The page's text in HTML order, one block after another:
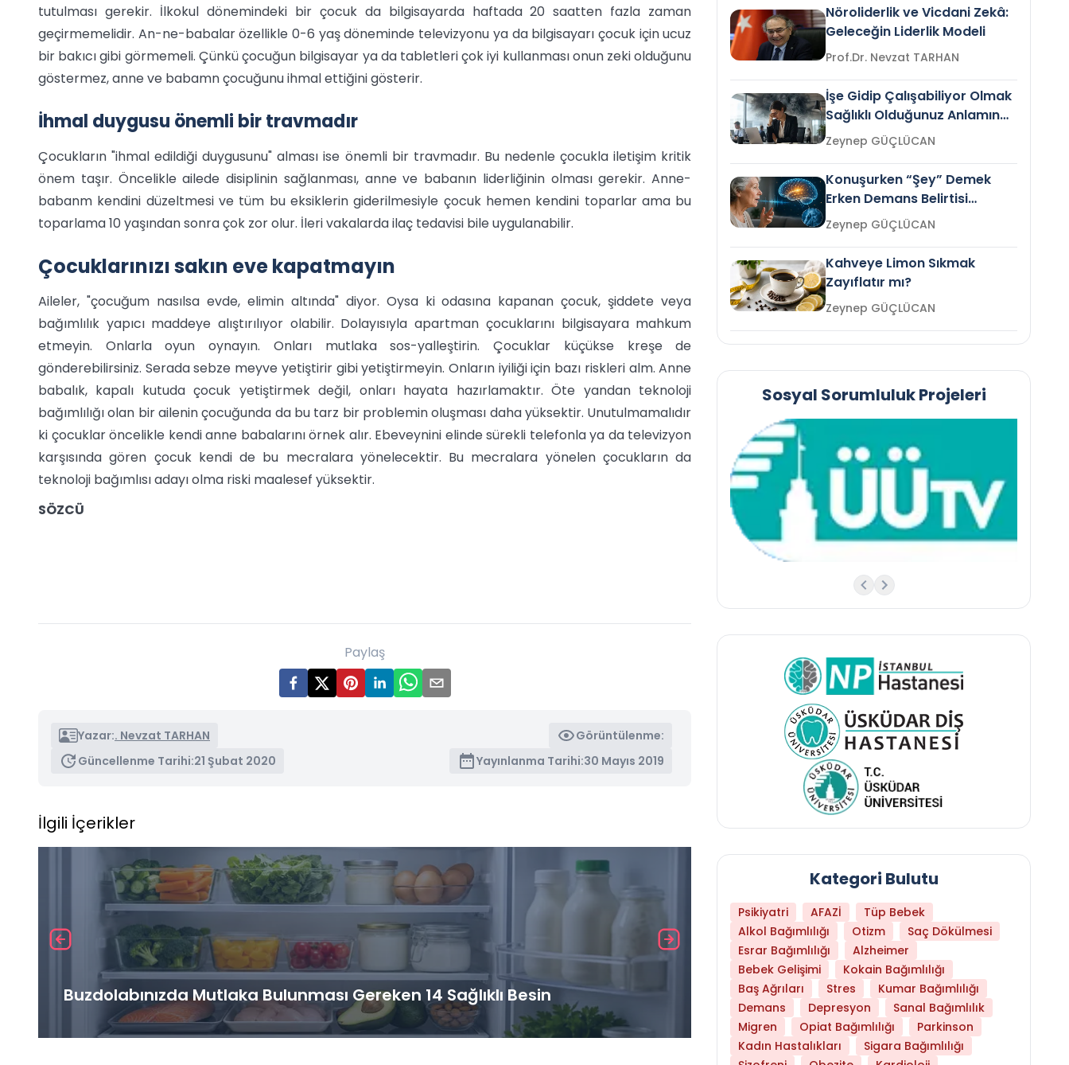
tutulması gerekir. İlkokul dönemindeki bir çocuk da bilgisayarda haftada 20 saatten fazla zaman
geçirmemelidir. An-ne-babalar özellikle 0-6 yaş döneminde televizyonu ya da bilgisayarı çocuk için ucuz
bir bakıcı gibi görmemeli. Çünkü çocuğun bilgisayar ya da tabletleri çok iyi kullanması onun zeki olduğunu
göstermez, anne ve babamn çocuğunu ihmal ettiğini gösterir.
İhmal duygusu önemli bir travmadır
Çocukların "ihmal edildiği duygusunu" alması ise önemli bir travmadır. Bu nedenle çocukla iletişim kritik
önem taşır. Öncelikle ailede disiplinin sağlanması, anne ve babanın liderliğinin olması gerekir. Anne-
babanm kendini düzeltmesi ve tüm bu eksiklerin giderilmesiyle çocuk hemen kendini toparlar ama bu
toparlama 10 yaşından sonra çok zor olur. İleri vakalarda ilaç tedavisi bile uygulanabilir.
Çocuklarınızı sakın eve kapatmayın
Aileler, "çocuğum nasılsa evde, elimin altında" diyor. Oysa ki odasına kapanan çocuk, şiddete veya
bağımlılık yapıcı maddeye alıştırılıyor olabilir. Dolayısıyla apartman çocuklarını bilgisayara mahkum
etmeyin. Onlarla oyun oynayın. Onları mutlaka sos-yalleştirin. Çocuklar küçükse kreşe de
gönderebilirsiniz. Serada sebze meyve yetiştirir gibi yetiştirmeyin. Onların iyiliği için bazı riskleri alm. Anne
babalık, kapalı kutuda çocuk yetiştirmek değil, onları hayata hazırlamaktır. Öte yandan teknoloji
bağımlılığı olan bir ailenin çocuğunda da bu tarz bir problemin oluşması daha yüksektir. Unutulmamalıdır
ki çocuklar öncelikle kendi anne babalarını örnek alır. Ebeveynini elinde sürekli telefonla ya da televizyon
karşısında gören çocuk kendi de bu mecralara yönelecektir. Bu mecralara yönelen çocukların da
teknoloji bağımlısı adayı olma riski maalesef yüksektir.
SÖZCÜ
Paylaş
Yazar:. Nevzat TARHAN
Görüntülenme:
Güncellenme Tarihi:21 Şubat 2020 Yayınlanma Tarihi:30 Mayıs 2019
İlgili İçerikler
Buzdolabınızda Mutlaka Bulunması Gereken 14 Sağlıklı Besin Hangi Yaşta Hangi Testi Yaptırmanız
Nöroliderlik ve Vicdani Zekâ:
Geleceğin Liderlik Modeli
Prof.Dr. Nevzat TARHAN
İşe Gidip Çalışabiliyor Olmak
Sağlıklı Olduğunuz Anlamına
Gelir mi?Zeynep GÜÇLÜCAN
Konuşurken “Şey” Demek
Erken Demans Belirtisi
Olabilir mi?Zeynep GÜÇLÜCAN
Kahveye Limon Sıkmak
Zayıflatır mı?
Zeynep GÜÇLÜCAN
Sosyal Sorumluluk Projeleri
Kategori Bulutu
Psikiyatri AFAZİ
Tüp Bebek
Alkol Bağımlılığı
Otizm
Saç Dökülmesi
Esrar Bağımlılığı
Alzheimer
Bebek Gelişimi
Kokain Bağımlılığı
Baş Ağrıları
Stres
Kumar Bağımlılığı
Demans
Depresyon
Sanal Bağımlılık
Migren
Opiat Bağımlılığı
Parkinson
Kadın Hastalıkları
Sigara Bağımlılığı